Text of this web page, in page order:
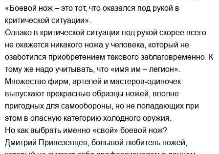
«Боевой нож – это тот, что оказался под рукой в
критической ситуации».
Однако в критической ситуации под рукой скорее всего
не окажется никакого ножа у человека, который не
озаботился приобретением такового заблаговременно. К
тому же надо учитывать, что «имя им – легион».
Множество фирм, артелей и мастеров-одиночек
выпускают прекрасные образцы ножей, вполне
пригодных для самообороны, но не попадающих при
этом в опасную категорию холодного оружия.
Но как выбрать именно «свой» боевой нож?
Дмитрий Привезенцев, большой любитель ножей,